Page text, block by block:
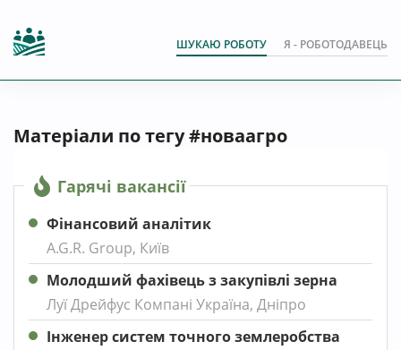
ШУКАЮ РОБОТУ Я - РОБОТОДАВЕЦЬ
Матеріали по тегу #новаагро
Гарячі вакансії
Фінансовий аналітик
A.G.R. Group, Київ
Молодший фахівець з закупівлі зерна
Луї Дрейфус Компані Україна, Дніпро
Інженер систем точного землеробства